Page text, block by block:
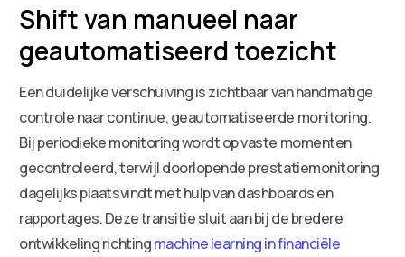
Shift van manueel naar
geautomatiseerd toezicht
Een duidelijke verschuiving is zichtbaar van handmatige
controle naar continue, geautomatiseerde monitoring.
Bij periodieke monitoring wordt op vaste momenten
gecontroleerd, terwijl doorlopende prestatiemonitoring
dagelijks plaatsvindt met hulp van dashboards en
rapportages. Deze transitie sluit aan bij de bredere
ontwikkeling richtingmachine learning in financiële